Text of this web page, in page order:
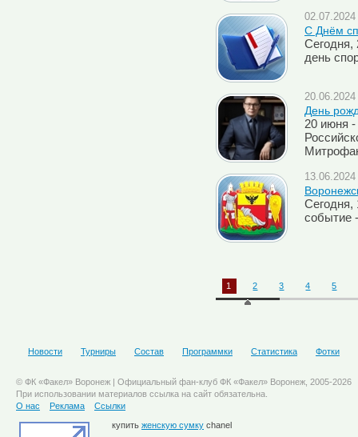
С Днём
день
День
20 июня -
Cегодня,
событие
1 2 3 4 5
Новости Турниры Состав Программки Статистика Фотки
© ФК «Факел» Воронеж | Официальный фан-клуб ФК «Факел» Воронеж, 2005-2026
При использовании материалов ссылка на сайт обязательна.
О нас
Реклама
Ссылки
купить женскую сумку chanel